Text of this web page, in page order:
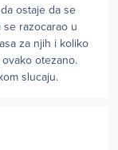
ostaje da se
se razocarao u
za njih i koliko
otezano.
slucaju.